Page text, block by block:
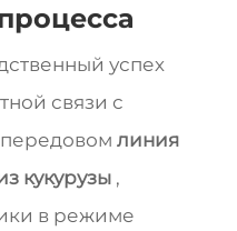
успех
связи с
линия
кукурузы ,
в режиме